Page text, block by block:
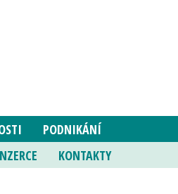
PODNIKÁNÍ
KONTAKTY